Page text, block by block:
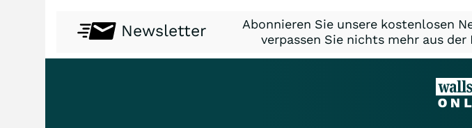
Newsletter
Abonnieren Sie unsere kostenlosen
verpassen Sie nichts mehr aus der